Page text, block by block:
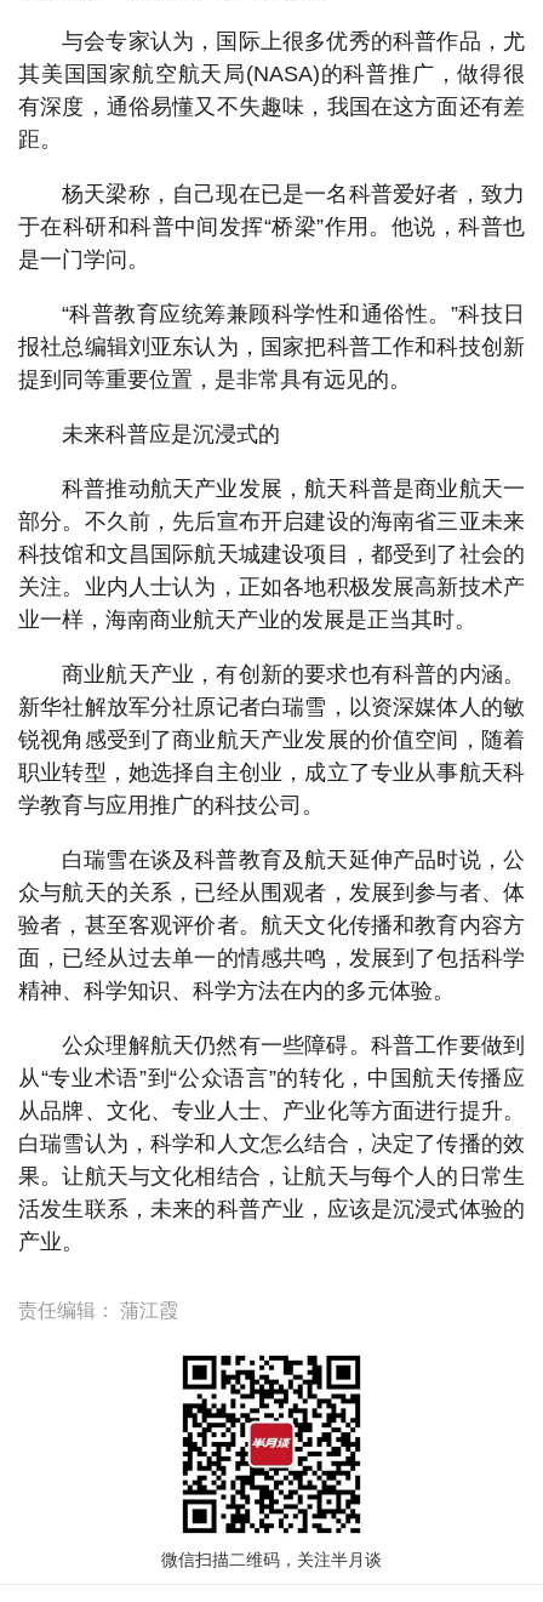
与会专家认为，国际上很多优秀的科普作品，尤
其美国国家航空航天局(NASA)的科普推广，做得很
有深度，通俗易懂又不失趣味，我国在这方面还有差
距。
杨天梁称，自己现在已是一名科普爱好者，致力
于在科研和科普中间发挥“桥梁”作用。他说，科普也
是一门学问。
“科普教育应统筹兼顾科学性和通俗性。”科技日
报社总编辑刘亚东认为，国家把科普工作和科技创新
提到同等重要位置，是非常具有远见的。
未来科普应是沉浸式的
科普推动航天产业发展，航天科普是商业航天一
部分。不久前，先后宣布开启建设的海南省三亚未来
科技馆和文昌国际航天城建设项目，都受到了社会的
关注。业内人士认为，正如各地积极发展高新技术产
业一样，海南商业航天产业的发展是正当其时。
商业航天产业，有创新的要求也有科普的内涵。
新华社解放军分社原记者白瑞雪，以资深媒体人的敏
锐视角感受到了商业航天产业发展的价值空间，随着
职业转型，她选择自主创业，成立了专业从事航天科
学教育与应用推广的科技公司。
白瑞雪在谈及科普教育及航天延伸产品时说，公
众与航天的关系，已经从围观者，发展到参与者、体
验者，甚至客观评价者。航天文化传播和教育内容方
面，已经从过去单一的情感共鸣，发展到了包括科学
精神、科学知识、科学方法在内的多元体验。
公众理解航天仍然有一些障碍。科普工作要做到
从“专业术语”到“公众语言”的转化，中国航天传播应
从品牌、文化、专业人士、产业化等方面进行提升。
白瑞雪认为，科学和人文怎么结合，决定了传播的效
果。让航天与文化相结合，让航天与每个人的日常生
活发生联系，未来的科普产业，应该是沉浸式体验的
产业。
责任编辑： 蒲江霞
微信扫描二维码，关注半月谈